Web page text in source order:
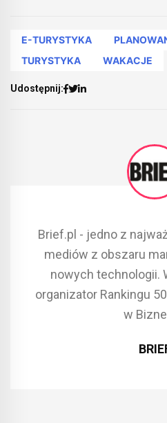
E-TURYSTYKA
TURYSTYKA
WAKACJE
Udostępnij:
Brief.pl - jedno z
mediów z obszaru
nowych technologii.
organizator Rankingu
w